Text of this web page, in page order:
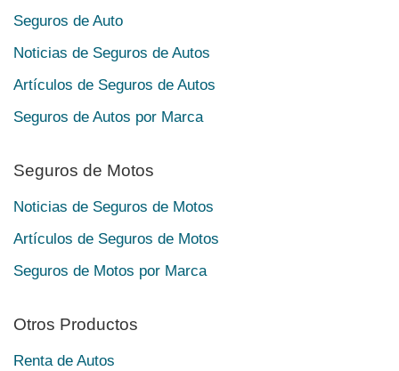
Seguros de Auto
Noticias de Seguros de Autos
Artículos de Seguros de Autos
Seguros de Autos por Marca
Seguros de Motos
Noticias de Seguros de Motos
Artículos de Seguros de Motos
Seguros de Motos por Marca
Otros Productos
Renta de Autos